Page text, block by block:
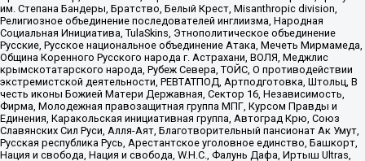
им. Степана Бандеры, Братство, Белый Крест, Misanthropic division,
Религиозное объединение последователей инглиизма, Народная
Социальная Инициатива, TulaSkins, Этнополитическое объединение
Русские, Русское национальное объединение Атака, Мечеть Мирмамеда,
Община Коренного Русского народа г. Астрахани, ВОЛЯ, Меджлис
крымскотатарского народа, Рубеж Севера, ТОЙС, О противодействии
экстремистской деятельности, РЕВТАТПОД, Артподготовка, Штольц, В
честь иконы Божией Матери Державная, Сектор 16, Независимость,
Фирма, Молодежная правозащитная группа МПГ, Курсом Правды и
Единения, Каракольская инициативная группа, Автоград Крю, Союз
Славянских Сил Руси, Алля-Аят, Благотворительный пансионат Ак Умут,
Русская республика Русь, Арестантское уголовное единство, Башкорт,
Нация и свобода, Нация и свобода, W.H.С., Фалунь Дафа, Иртыш Ultras,